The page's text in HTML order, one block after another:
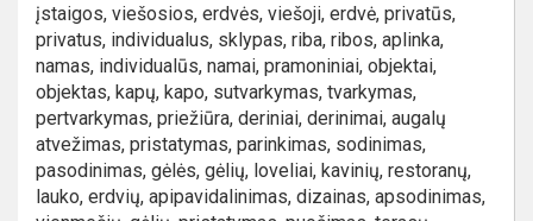
įstaigos, viešosios, erdvės, viešoji, erdvė, privatūs,
privatus, individualus, sklypas, riba, ribos, aplinka,
namas, individualūs, namai, pramoniniai, objektai,
objektas, kapų, kapo, sutvarkymas, tvarkymas,
pertvarkymas, priežiūra, deriniai, derinimai, augalų
atvežimas, pristatymas, parinkimas, sodinimas,
pasodinimas, gėlės, gėlių, loveliai, kavinių, restoranų,
lauko, erdvių, apipavidalinimas, dizainas, apsodinimas,